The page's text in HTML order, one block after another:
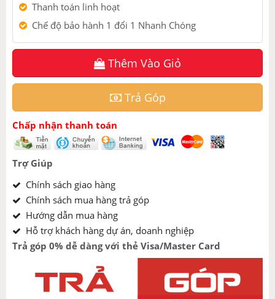
Thanh toán linh hoạt
Chế độ bảo hành 1 đổi 1 Nhanh Chóng
Thêm Vào Giỏ
Trả Góp
Chấp nhận thanh toán
Trợ Giúp
Chính sách giao hàng
Chính sách mua hàng trả góp
Hướng dẫn mua hàng
Hỗ trợ khách hàng dự án, doanh nghiệp
Trả góp 0% dễ dàng với thẻ Visa/Master Card